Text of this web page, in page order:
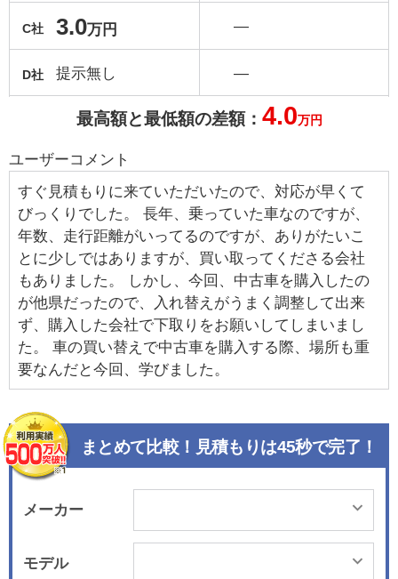
C社 3.0万円
D社 提示無し
―
―
最高額と最低額の差額： 4.0万円
ユーザーコメント
すぐ見積もりに来ていただいたので、対応が早くて
びっくりでした。 長年、乗っていた車なのですが、
年数、走行距離がいってるのですが、ありがたいこ
とに少しではありますが、買い取ってくださる会社
もありました。 しかし、今回、中古車を購入したの
が他県だったので、入れ替えがうまく調整して出来
ず、購入した会社で下取りをお願いしてしまいまし
た。 車の買い替えで中古車を購入する際、場所も重
要なんだと今回、学びました。
まとめて比較！見積もりは45秒で完了！
メーカー
モデル